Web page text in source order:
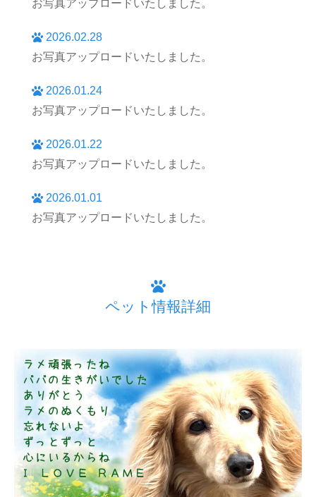
お写真アップロードいたしました。
2026.02.28
お写真アップロードいたしました。
2026.01.24
お写真アップロードいたしました。
2026.01.22
お写真アップロードいたしました。
2026.01.01
お写真アップロードいたしました。
ペット情報詳細